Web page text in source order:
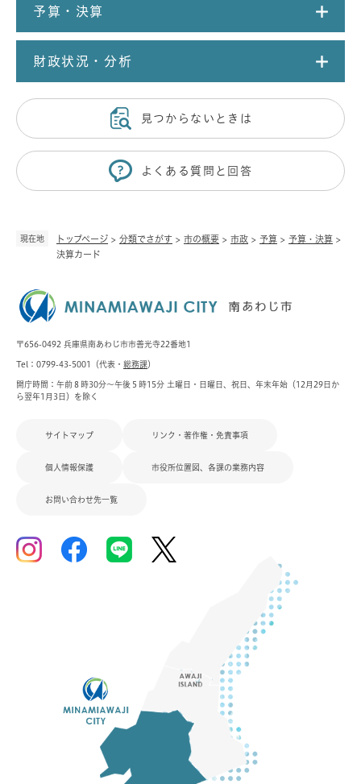
現在地 トップページ > 分類でさがす > 市の概要 > 市政 > 予算 > 予算・決算 >
決算カード
予算・決算
財政状況・分析
見つからないときは
よくある質問と回答
〒656-0492 兵庫県南あわじ市市善光寺22番地1
Tel：0799-43-5001（代表・ 総務課）
開庁時間：午前８時30分～午後５時15分 土曜日・日曜日、祝日、年末年始（12月29日か
ら翌年1月3日）を除く
サイトマップ リンク・著作権・免責事項
個人情報保護 市役所位置図、各課の業務内容
お問い合わせ先一覧